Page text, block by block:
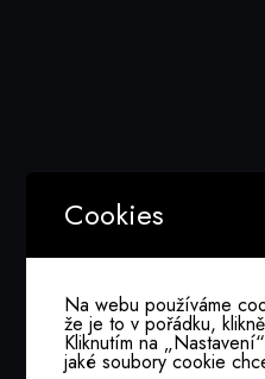
Cookies
Na webu používáme
že je to v pořádku,
Kliknutím na
jaké soubory cookie